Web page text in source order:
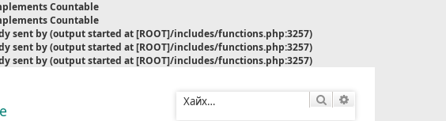
Countable
Countable
sent by (output started at [ROOT]/includes/functions.php:3257)
sent by (output started at [ROOT]/includes/functions.php:3257)
sent by (output started at [ROOT]/includes/functions.php:3257)
Хайлт